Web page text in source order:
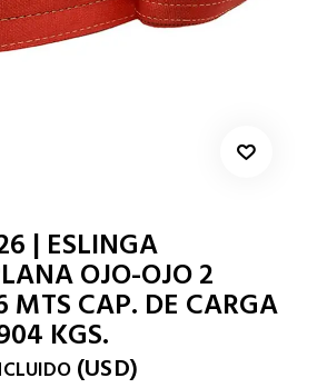
| ESLINGA
OJO-OJO 2
MTS CAP. DE CARGA
KGS.
(USD)